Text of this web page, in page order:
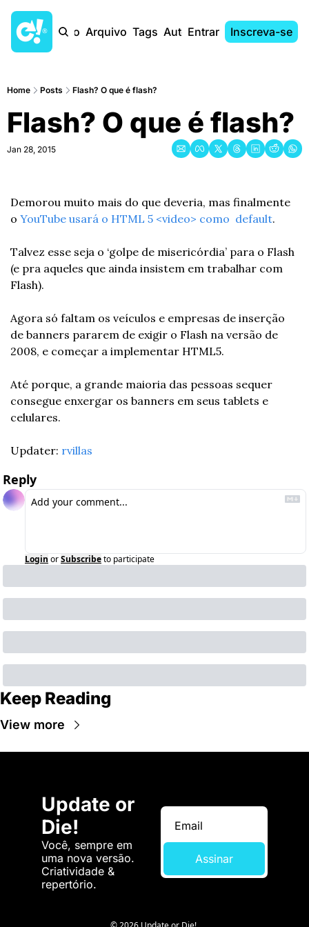
Início Arquivo Tags AutoresEntrar Inscreva-se
Home Posts Flash? O que é flash?
Flash? O que é flash?
Jan 28, 2015
Demorou muito mais do que deveria, mas finalmente
o YouTube usará o HTML 5 <video> como  default.
Talvez esse seja o ‘golpe de misericórdia’ para o Flash
(e pra aqueles que ainda insistem em trabalhar com
Flash).
Agora só faltam os veículos e empresas de inserção
de banners pararem de exigir o Flash na versão de
2008, e começar a implementar HTML5.
Até porque, a grande maioria das pessoas sequer
consegue enxergar os banners em seus tablets e
celulares.
Updater: rvillas
Reply
Login orSubscribeto participate
Keep Reading
View more
Update or
Die!
Você, sempre em
uma nova versão.
Criatividade &
repertório.
Assinar